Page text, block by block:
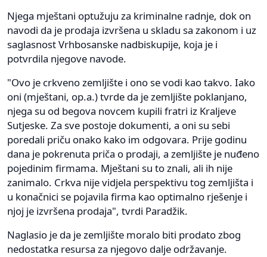
Njega mještani optužuju za kriminalne radnje, dok on
navodi da je prodaja izvršena u skladu sa zakonom i uz
saglasnost Vrhbosanske nadbiskupije, koja je i
potvrdila njegove navode.
"Ovo je crkveno zemljište i ono se vodi kao takvo. Iako
oni (mještani, op.a.) tvrde da je zemljište poklanjano,
njega su od begova novcem kupili fratri iz Kraljeve
Sutjeske. Za sve postoje dokumenti, a oni su sebi
poredali priču onako kako im odgovara. Prije godinu
dana je pokrenuta priča o prodaji, a zemljište je nuđeno
pojedinim firmama. Mještani su to znali, ali ih nije
zanimalo. Crkva nije vidjela perspektivu tog zemljišta i
u konačnici se pojavila firma kao optimalno rješenje i
njoj je izvršena prodaja", tvrdi Paradžik.
Naglasio je da je zemljište moralo biti prodato zbog
nedostatka resursa za njegovo dalje održavanje.